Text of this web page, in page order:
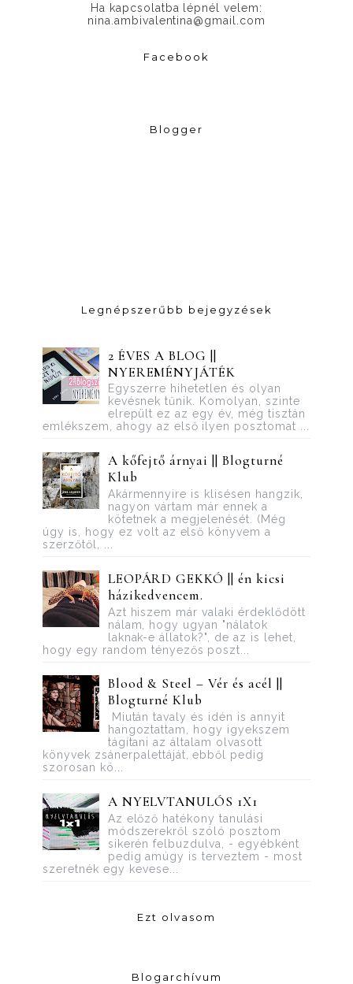
Ha kapcsolatba lépnél velem:
nina.ambivalentina@gmail.com
Facebook
Blogger
Legnépszerűbb bejegyzések
2 ÉVES A BLOG ||
NYEREMÉNYJÁTÉK
Egyszerre hihetetlen és olyan
kevésnek tűnik. Komolyan, szinte
elrepült ez az egy év, még tisztán
emlékszem, ahogy az első ilyen posztomat ...
A kőfejtő árnyai || Blogturné
Klub
Akármennyire is klisésen hangzik,
nagyon vártam már ennek a
kötetnek a megjelenését. (Még
úgy is, hogy ez volt az első könyvem a
szerzőtől, ...
LEOPÁRD GEKKÓ || én kicsi
házikedvencem.
Azt hiszem már valaki érdeklődött
nálam, hogy ugyan "nálatok
laknak-e állatok?", de az is lehet,
hogy egy random tényezős poszt...
Blood ​& Steel – Vér és acél ||
Blogturné Klub
Miután tavaly és idén is annyit
hangoztattam, hogy igyekszem
tágítani az általam olvasott
könyvek zsánerpalettáját, ebből pedig
szorosan kö...
A NYELVTANULÓS 1X1
Az előző hatékony tanulási
módszerekről szóló posztom
sikerén felbuzdulva, - egyébként
pedig amúgy is terveztem - most
szeretnék egy kevese...
Ezt olvasom
Blogarchívum